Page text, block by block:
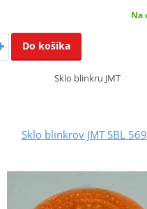
Na
Do košíka
Sklo blinkru JMT
Sklo blinkrov JMT SBL